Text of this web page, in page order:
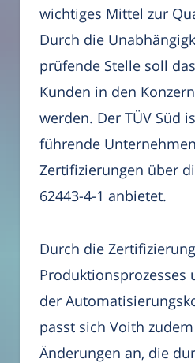
wichtiges Mittel zur
Durch die
prüfende Stelle soll
Kunden in den
werden. Der TÜV Süd
führende
Zertifizierungen über
62443-4-1 anbietet.
Durch die
Produktionsprozesses
der
passt sich Voith
Änderungen an, die